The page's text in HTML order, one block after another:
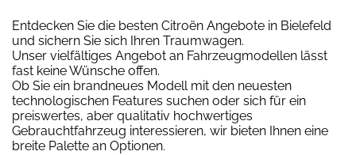
Entdecken Sie die besten Citroën Angebote in Bielefeld
und sichern Sie sich Ihren Traumwagen.
Unser vielfältiges Angebot an Fahrzeugmodellen lässt
fast keine Wünsche offen.
Ob Sie ein brandneues Modell mit den neuesten
technologischen Features suchen oder sich für ein
preiswertes, aber qualitativ hochwertiges
Gebrauchtfahrzeug interessieren, wir bieten Ihnen eine
breite Palette an Optionen.